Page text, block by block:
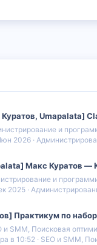
Umapalata]
и
2026
Макс Куратов ―
и
2025
Практикум по
и SMM, Поисковая
SEO и SMM,
в 10:52